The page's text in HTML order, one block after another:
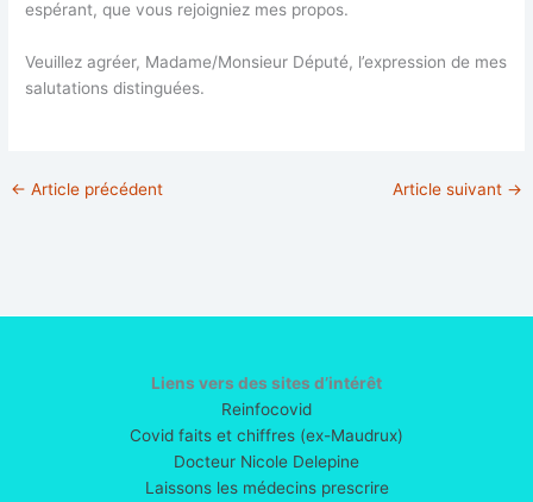
espérant, que vous rejoigniez mes propos.
Veuillez agréer, Madame/Monsieur Député, l’expression de mes
salutations distinguées.
← Article précédent Article suivant →
Liens vers des sites d’intérêt
Reinfocovid
Covid faits et chiffres (ex-Maudrux)
Docteur Nicole Delepine
Laissons les médecins prescrire